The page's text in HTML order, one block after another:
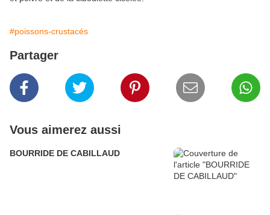
#poissons-crustacés
Partager
Vous aimerez aussi
BOURRIDE DE CABILLAUD